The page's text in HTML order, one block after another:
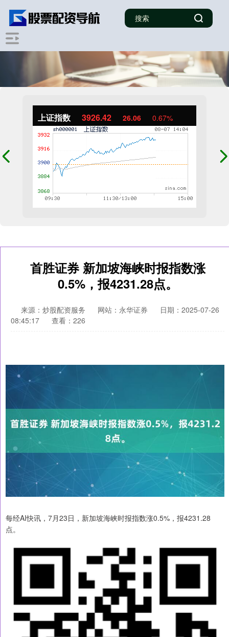
上证指数 3926.42 26.06 0.67%
首胜证券 新加坡海峡时报指数涨
0.5%，报4231.28点。
来源：炒股配资服务 网站：永华证券
日期：2025-07-26
08:45:17
查看：226
每经AI快讯，7月23日，新加坡海峡时报指数涨0.5%，报4231.28
点。